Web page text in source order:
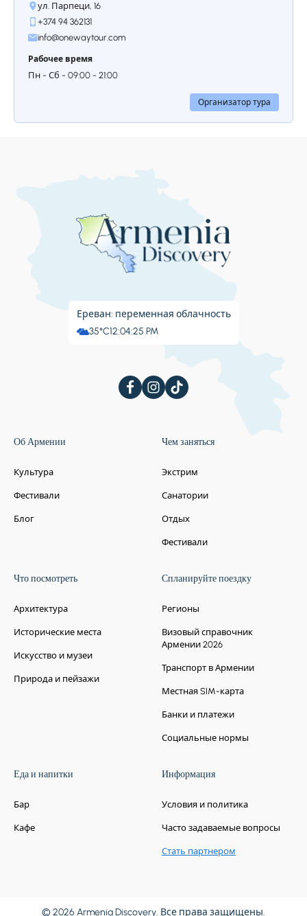
ул. Парпеци, 16
+374 94 362131
info@onewaytour.com
Рабочее время
Пн - Сб - 09:00 - 21:00
Организатор тура
Ереван: переменная облачность
35°C12:04:26 PM
Об Армении
Культура
Фестивали
Блог
Чем заняться
Экстрим
Санатории
Отдых
Фестивали
Что посмотреть
Архитектура
Исторические места
Искусство и музеи
Природа и пейзажи
Спланируйте поездку
Регионы
Визовый справочник
Армении 2026
Транспорт в Армении
Местная SIM-карта
Банки и платежи
Социальные нормы
Еда и напитки
Бар
Кафе
Информация
Условия и политика
Часто задаваемые вопросы
Стать партнером
© 2026 Armenia Discovery. Все права защищены.